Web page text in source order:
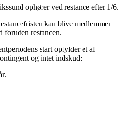
ophører ved restance efter 1/6.
kan blive medlemmer
foruden restancen.
start opfylder et af
og intet indskud: